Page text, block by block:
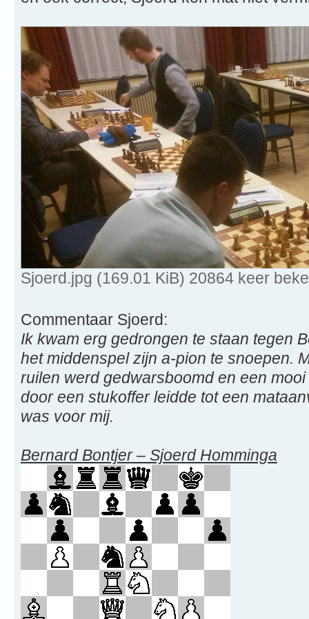
Sjoerd.jpg (169.01 KiB) 20864 keer
Commentaar Sjoerd:
Ik kwam erg gedrongen te staan tegen
het middenspel zijn a-pion te snoepen.
ruilen werd gedwarsboomd en een
door een stukoffer leidde tot een
was voor mij.
Bernard Bontjer – Sjoerd Homminga